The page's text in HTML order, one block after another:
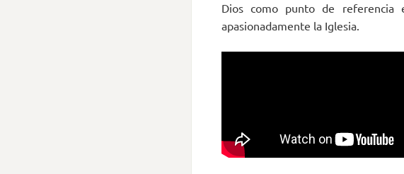
Dios como punto de referencia
apasionadamente la Iglesia.